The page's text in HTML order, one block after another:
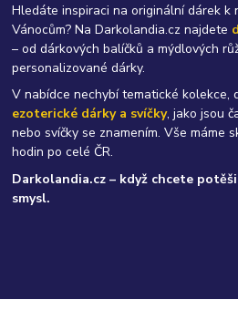
Hledáte inspiraci na originální dárek k
Vánocům? Na Darkolandia.cz najdete
– od dárkových balíčků a mýdlových
personalizované dárky.
V nabídce nechybí tematické kolekce,
ezoterické dárky a svíčky, jako jsou
nebo svíčky se znamením. Vše máme
hodin po celé ČR.
Darkolandia.cz – když chcete
smysl.